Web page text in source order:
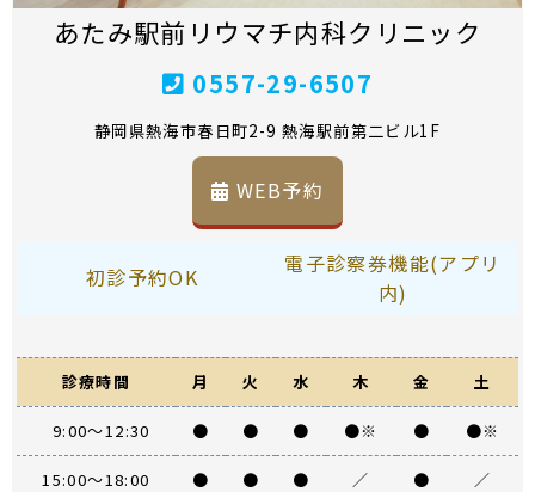
あたみ駅前リウマチ内科クリニック
0557-29-6507
静岡県熱海市春日町2-9 熱海駅前第二ビル1F
WEB予約
初診予約OK
電子診察券機能(アプリ
内)
診療時間 月 火 水 木 金 土
9:00～12:30 ● ● ● ●※ ● ●※
15:00～18:00 ● ● ● ／ ● ／